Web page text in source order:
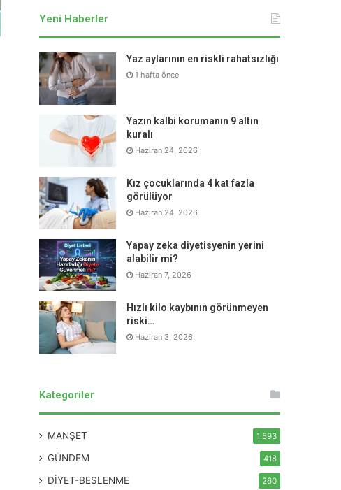
Yeni Haberler
Yaz aylarının en riskli rahatsızlığı
1 hafta önce
Yazın kalbi korumanın 9 altın
kuralı
Haziran 24, 2026
Kız çocuklarında 4 kat fazla
görülüyor
Haziran 24, 2026
Yapay zeka diyetisyenin yerini
alabilir mi?
Haziran 7, 2026
Hızlı kilo kaybının görünmeyen
riski…
Haziran 3, 2026
Kategoriler
MANŞET 1.593
GÜNDEM 418
DİYET-BESLENME 260